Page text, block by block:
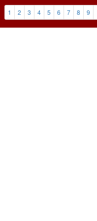
1 2 3 4 5 6 7 8 9